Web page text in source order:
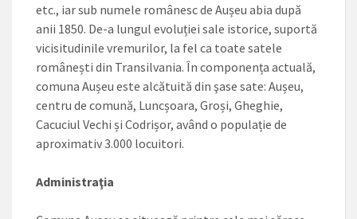
etc., iar sub numele românesc de Aușeu abia după
anii 1850. De-a lungul evoluției sale istorice, suportă
vicisitudinile vremurilor, la fel ca toate satele
românești din Transilvania. În componența actuală,
comuna Aușeu este alcătuită din şase sate: Aușeu,
centru de comună, Luncșoara, Groși, Gheghie,
Cacuciul Vechi și Codrișor, având o populație de
aproximativ 3.000 locuitori.
Administraţia